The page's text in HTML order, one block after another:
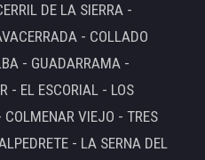
DE LA SIERRA -
- COLLADO
- GUADARRAMA -
- EL ESCORIAL - LOS
COLMENAR VIEJO - TRES
- LA SERNA DEL